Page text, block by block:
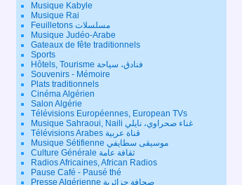
Musique Kabyle
Musique Rai
Feuilletons مسلسلات
Musique Judéo-Arabe
Gateaux de fête traditionnels
Sports
Hôtels, Tourisme فنادق، سياحة
Souvenirs - Mémoire
Plats traditionnels
Cinéma Algérien
Salon Algérie
Télévisions Européennes, European TVs
Musique Sahraoui, Naili غناء صحراوي، نايلي
Télévisions Arabes قناة عربية
Musique Sétifienne موسيقى سطايفي
Culture Générale ثقافة عامة
Radios Africaines, African Radios
Pause Café - Pausé thé
Presse Algérienne صحافة جزائرية